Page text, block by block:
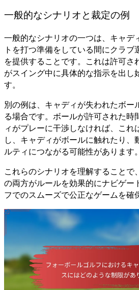
一般的なシナリオと裁定の例
一般的なシナリオの一つは、キャデ
トを打つ準備をしている間にクラブ
を提供することです。これは許可さ
がスイング中に具体的な指示を出し
す。
別の例は、キャディが失われたボー
る場合です。ボールが許可された時
ィがプレーに干渉しなければ、これ
し、キャディがボールに触れたり、
ルティにつながる可能性があります。
これらのシナリオを理解することで
の両方がルールを効果的にナビゲー
フでのスムーズで公正なゲームを確